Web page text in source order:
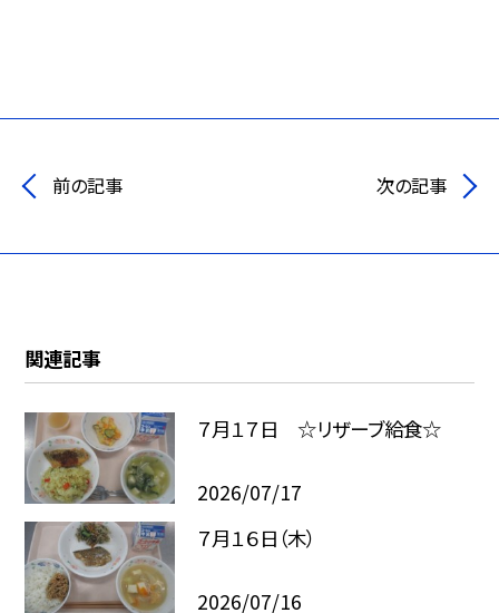
前の記事 次の記事
関連記事
７月１７日 ☆リザーブ給食☆
2026/07/17
７月１６日（木）
2026/07/16